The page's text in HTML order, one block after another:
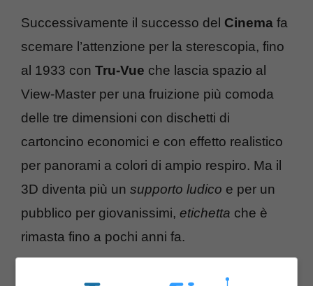
Successivamente il successo del Cinema fa
scemare l’attenzione per la sterescopia, fino
al 1933 con Tru-Vue che lascia spazio al
View-Master per una fruizione più comoda
delle tre dimensioni con dischetti di
cartoncino economici e con effetto realistico
per panorami a colori di ampio respiro. Ma il
3D diventa più un supporto ludico e per un
pubblico per giovanissimi, etichetta che è
rimasta fino a pochi anni fa.